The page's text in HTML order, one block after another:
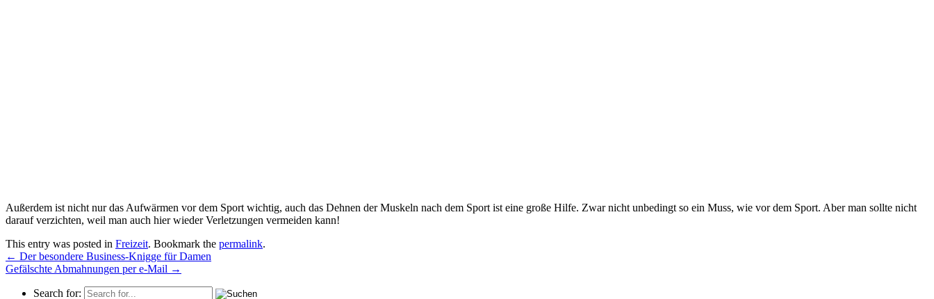
Außerdem ist nicht nur das Aufwärmen vor dem Sport wichtig, auch das Dehnen der Muskeln nach dem Sport ist eine große Hilfe. Zwar nicht unbedingt so ein Muss, wie vor dem Sport. Aber man sollte nicht
darauf verzichten, weil man auch hier wieder Verletzungen vermeiden kann!
This entry was posted in Freizeit. Bookmark the permalink.
← Der besondere Business-Knigge für Damen
Gefälschte Abmahnungen per e-Mail →
Search for: